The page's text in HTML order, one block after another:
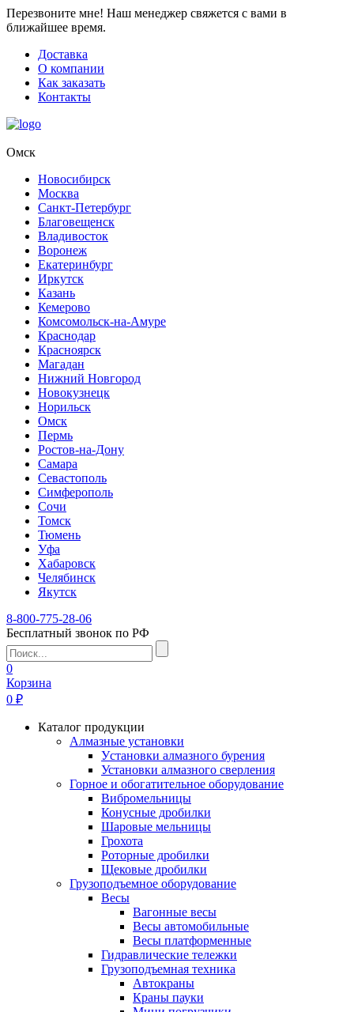
Перезвоните мне! Наш менеджер свяжется с вами в
ближайшее время.
Доставка
О компании
Как заказать
Контакты
Омск
Новосибирск
Москва
Санкт-Петербург
Благовещенск
Владивосток
Воронеж
Екатеринбург
Иркутск
Казань
Кемерово
Комсомольск-на-Амуре
Краснодар
Красноярск
Магадан
Нижний Новгород
Новокузнецк
Норильск
Омск
Пермь
Ростов-на-Дону
Самара
Севастополь
Симферополь
Сочи
Томск
Тюмень
Уфа
Хабаровск
Челябинск
Якутск
8-800-775-28-06
Бесплатный звонок по РФ
0
Корзина
0 ₽
Каталог продукции
Алмазные установки
Уcтановки алмазного бурения
Установки алмазного сверления
Горное и обогатительное оборудование
Вибромельницы
Конусные дробилки
Шаровые мельницы
Грохота
Роторные дробилки
Щековые дробилки
Грузоподъемное оборудование
Весы
Вагонные весы
Весы автомобильные
Весы платформенные
Гидравлические тележки
Грузоподъемная техника
Автокраны
Краны пауки